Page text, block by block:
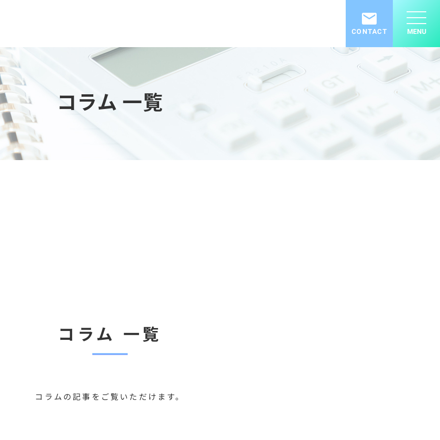
CONTACT MENU
コラム 一覧
コラム 一覧
コラムの記事をご覧いただけます。